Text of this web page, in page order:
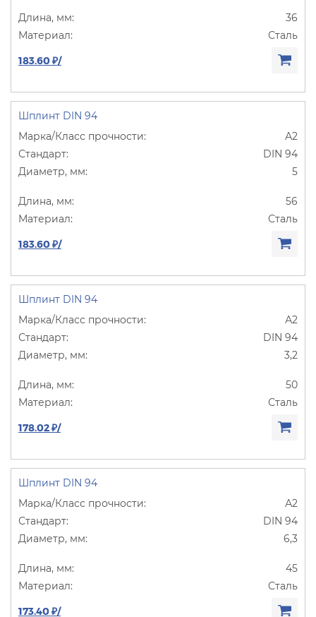
36
Сталь
183.60 ₽/
Шплинт DIN 94
А2
DIN 94
5
56
Сталь
183.60 ₽/
Шплинт DIN 94
А2
DIN 94
3,2
50
Сталь
178.02 ₽/
Шплинт DIN 94
А2
DIN 94
6,3
45
Сталь
173.40 ₽/